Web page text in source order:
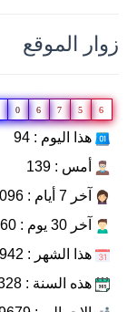
زوار الموقع
0 6 7 5 6
هذا اليوم : 94
أمس : 139
آخر 7 أيام : 1096
آخر 30 يوم : 3460
هذا الشهر : 942
هذه السنة : 25328